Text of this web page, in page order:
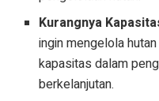
Kurangnya
ingin mengelola
kapasitas dalam
berkelanjutan.